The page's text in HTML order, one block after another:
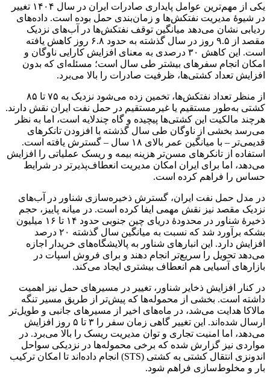
یکی از مهم‌ترین عوامل پایداری صادرات ایران در سال ۱۴۰۴ تغییر
در شیوهٔ مدیریت نفتکش‌ها و زمان‌بندی حمل بوده است. داده‌های
ردیابی نشان می‌دهد میانگین توقف نفتکش‌ها در آب‌های نزدیک
مقصد از ۹.۵ روز در سال گذشته به حدود ۶.۸ روز کاهش یافته
است. این کاهش ۳۰ درصدی به معنای افزایش کارایی ناوگان و
امکان انجام سفرهای بیشتر طی سال است؛ مسئله‌ای که بدون
افزایش تعداد کشتی‌ها، ظرفیت صادرات را بالا می‌برد.
از منظر تعداد نفتکش‌ها، تخمین زده می‌شود نزدیک به ۷۵ تا ۸۵
کشتی به‌طور مستقیم یا غیرمستقیم در حمل نفت ایران نقش دارند.
هرچند مالکیت این کشتی‌ها پیچیده و گاه چندلایه است، اما به نظر
می‌رسد بخشی از ناوگان طی سال گذشته با افزودن تانکرهای
قدیمی‌تر – با میانگین عمر بالای ۱۸ سال – گسترش یافته است.
استفاده از تانکرهای مسن‌تر هزینه بیمه و ریسک عملیاتی را افزایش
می‌دهد، اما برای ایران امکان مدیریت انعطاف‌پذیرتر در شرایط
حساس را فراهم کرده است.
در مدل حمل نفت ایران، گسترش ذخیره‌سازی شناور در آب‌های
نزدیک مقصد نیز نقش مهمی ایفا کرده است. در میانه پاییز، حجم
ذخیرهٔ شناور در محدودهٔ دریای چین جنوبی حدود ۱۴ تا ۱۶ میلیون
بشکه برآورد شد که نسبت به میانگین سال گذشته ۲۰ درصد
افزایش دارد. این انبارهای شناور به پالایشگاه‌های خریدار اجازه
می‌دهد تحویل را سریع‌تر انجام دهند و برای فروش اسپات در
بازارهای آسیایی هم انعطاف بیشتری ایجاد می‌کند.
در کنار افزایش ذخایر شناور، تغییر در مسیرهای حمل نیز اهمیت
داشته است. بخشی از محموله‌ها که پیش‌تر از طریق مسیر تنگه
مالاکا هدایت می‌شد، در ماه‌های اخیر از مسیرهای جانبی و طویل‌تر
ارسال شده‌اند. این تغییر گاهی زمان سفر را ۳ تا ۵ روز افزایش
می‌دهد، اما امنیت تجاری و توان مدیریت ریسک را بالا می‌برد. در
مواردی نیز گزارش شده که برخی محموله‌ها در نزدیکی سواحل
اندونزی انتقال کشتی به کشتی (STS) انجام داده‌اند تا امکان ترکیب
بار و مخلوط‌سازی فراهم شود.